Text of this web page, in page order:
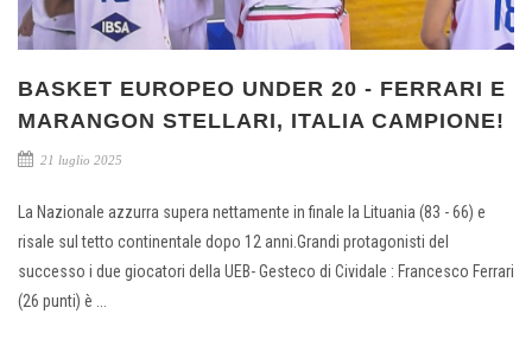
BASKET EUROPEO UNDER 20 - FERRARI E
MARANGON STELLARI, ITALIA CAMPIONE!
21 luglio 2025
La Nazionale azzurra supera nettamente in finale la Lituania (83 - 66) e
risale sul tetto continentale dopo 12 anni.Grandi protagonisti del
successo i due giocatori della UEB- Gesteco di Cividale : Francesco Ferrari
(26 punti) è ...